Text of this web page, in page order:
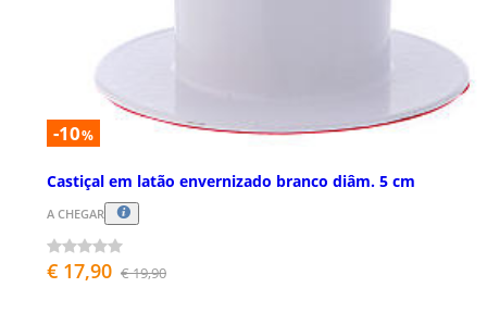
-10%
Castiçal em latão envernizado branco diâm. 5 cm
A CHEGAR
€ 17,90 € 19,90